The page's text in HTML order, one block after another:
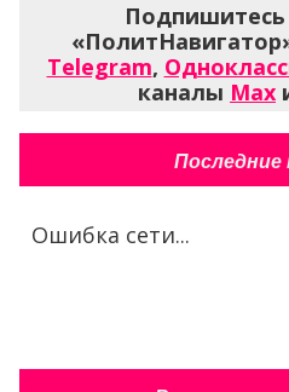
Подпишитесь
Telegram,
каналы Max
Последние
Ошибка сети...